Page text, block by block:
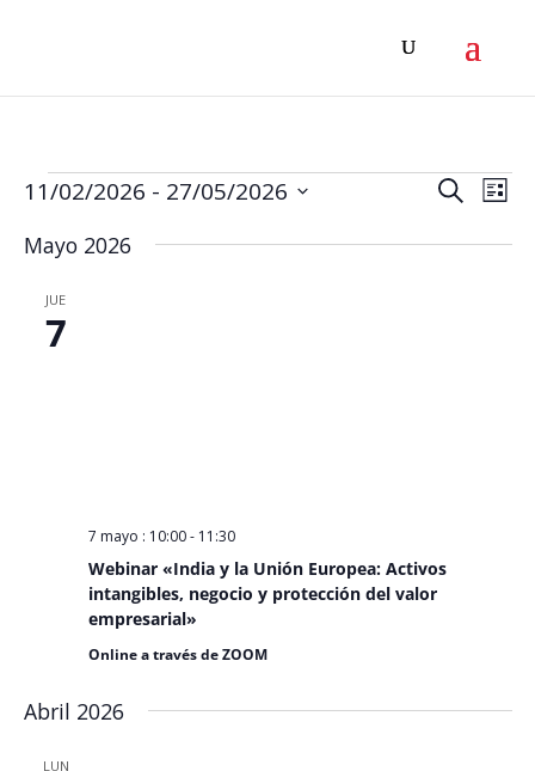
Eventos Buscar
Lista
11/02/2026 - 27/05/2026
la
Mayo 2026
JUE
7
Webinar «India y la Unión Europea: Activos
intangibles, negocio y protección del valor
empresarial»
7 mayo : 10:00- 11:30
Online a través de ZOOM
Abril 2026
LUN